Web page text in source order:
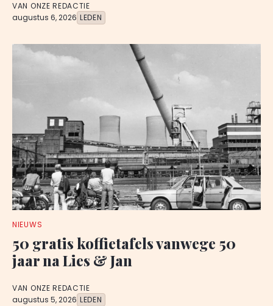
VAN ONZE REDACTIE
augustus 6, 2026 LEDEN
NIEUWS
50 gratis koffietafels vanwege 50
jaar na Lies & Jan
VAN ONZE REDACTIE
augustus 5, 2026 LEDEN